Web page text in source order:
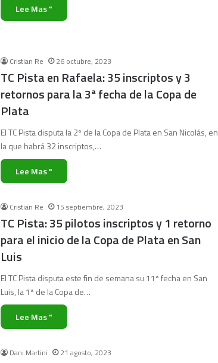
Lee Mas "
Cristian Re 26 octubre, 2023
TC Pista en Rafaela: 35 inscriptos y 3
retornos para la 3ª fecha de la Copa de
Plata
El TC Pista disputa la 2ª de la Copa de Plata en San Nicolás, en
la que habrá 32 inscriptos,…
Lee Mas "
Cristian Re 15 septiembre, 2023
TC Pista: 35 pilotos inscriptos y 1 retorno
para el inicio de la Copa de Plata en San
Luis
El TC Pista disputa este fin de semana su 11ª fecha en San
Luis, la 1ª de la Copa de…
Lee Mas "
Dani Martini 21 agosto, 2023